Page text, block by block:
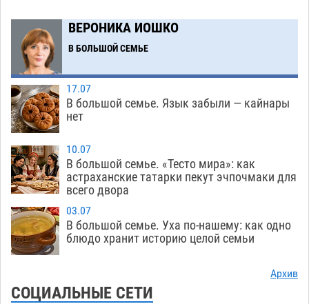
помойку
11:58
В Астрахани подросток угнал мотоцикл и
похитил чужие мобильник с банковскими
картами
11:20
Астраханцев ждут на парковом газоне с
призами и эрмитажными котами
10:43
Астраханский суд встал на сторону МЧС в
споре за возврат униформы
07.08 395
10:02
На Всероссийской Спартакиаде астраханские
гандболисты уступили казанским «драконам»
07.08
Краснодарской в Астрахани скончались
ВЕРОНИКА ИОШКО
В БОЛЬШОЙ СЕМЬЕ
17.07
В большой семье. Язык забыли — кайнары
нет
10.07
В большой семье. «Тесто мира»: как
астраханские татарки пекут эчпочмаки для
всего двора
03.07
В большой семье. Уха по-нашему: как одно
блюдо хранит историю целой семьи
Архив
СОЦИАЛЬНЫЕ СЕТИ